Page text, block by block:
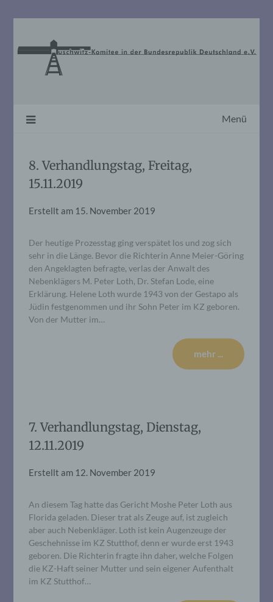
Menü
8. Verhandlungstag, Freitag,
15.11.2019
Erstellt am 15. November 2019
Der heutige Prozesstag ging verspätet los und zog sich
sehr in die Länge. Bevor die Richterin Anne Meier-Göring
den Angeklagten befragte, verlas der Anwalt des
Nebenklägers M. Peter Loth, Dr. Stefan Lode, eine
Erklärung. Helene Loth wurde 1943 von der Gestapo als
Jüdin festgenommen und ihr Sohn Peter im KZ geboren.
Von der Mutter im…
mehr ...
7. Verhandlungstag, Dienstag,
12.11.2019
Erstellt am 12. November 2019
An diesem Tag hatte das Gericht Moshe Peter Loth aus
Florida geladen. Dieser trat als Zeuge auf, ist zugleich
aber auch Nebenkläger. Loth ist kein Augenzeuge der
Geschehnisse im KZ Stutthof, denn er wurde erst 1943
geboren. Die Richterin fragte ihn daher, welche Folgen
die KZ-Haft seiner Mutter und sein eigener Aufenthalt
im KZ Stutthof…